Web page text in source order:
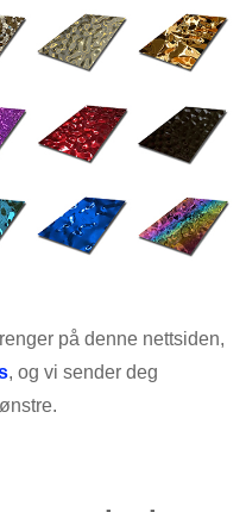
på denne nettsiden,
, og vi sender deg